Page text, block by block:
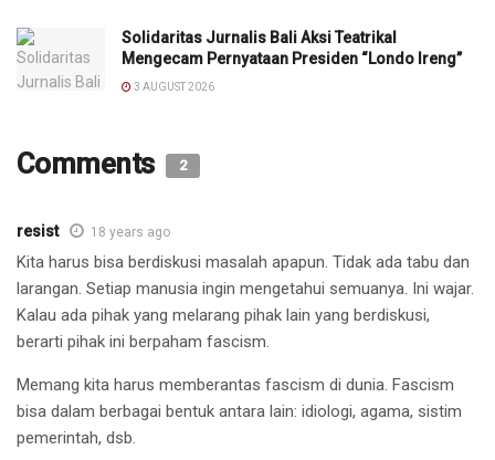
Solidaritas Jurnalis Bali Aksi Teatrikal
Mengecam Pernyataan Presiden “Londo Ireng”
3 AUGUST 2026
Comments 2
resist 18 years ago
Kita harus bisa berdiskusi masalah apapun. Tidak ada tabu dan
larangan. Setiap manusia ingin mengetahui semuanya. Ini wajar.
Kalau ada pihak yang melarang pihak lain yang berdiskusi,
berarti pihak ini berpaham fascism.
Memang kita harus memberantas fascism di dunia. Fascism
bisa dalam berbagai bentuk antara lain: idiologi, agama, sistim
pemerintah, dsb.